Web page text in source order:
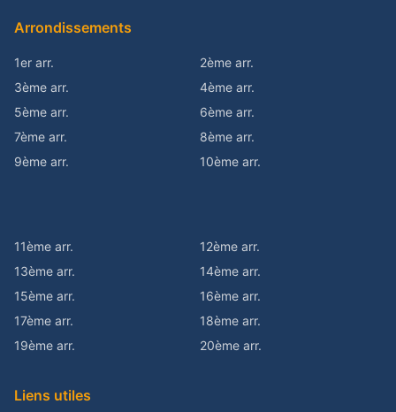
Arrondissements
1er arr.
2ème arr.
3ème arr.
4ème arr.
5ème arr.
6ème arr.
7ème arr.
8ème arr.
9ème arr.
10ème arr.
11ème arr.
12ème arr.
13ème arr.
14ème arr.
15ème arr.
16ème arr.
17ème arr.
18ème arr.
19ème arr.
20ème arr.
Liens utiles